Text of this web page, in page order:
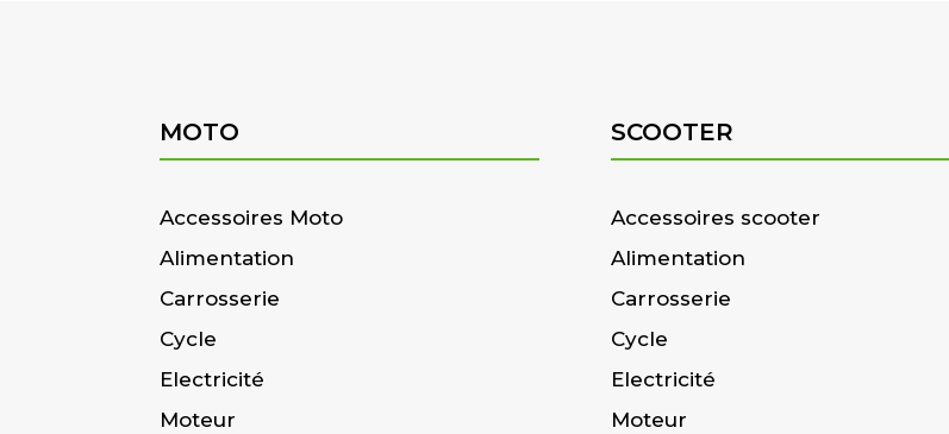
MOTO
Accessoires Moto
Alimentation
Carrosserie
Cycle
Electricité
Moteur
SCOOTER
Accessoires scooter
Alimentation
Carrosserie
Cycle
Electricité
Moteur